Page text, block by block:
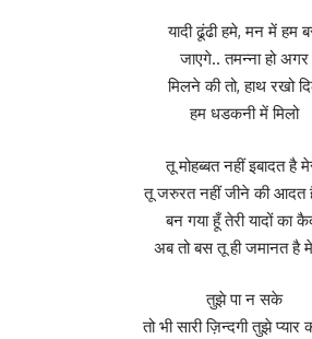
यादी ढूंढी हमे, मन में हम
जाएगे.. तमन्ना हो अगर
मिलने की तो, हाथ रखो
हम धडकनी में मिलो
तू मोहब्बत नहीं इबादत है
तू जरुरत नहीं जीने की आदत
बन गया हूँ तेरी यादों का
अब तो बस तू ही जमानत है
तुझे पा न सके
तो भी सारी ज़िन्दगी तुझे